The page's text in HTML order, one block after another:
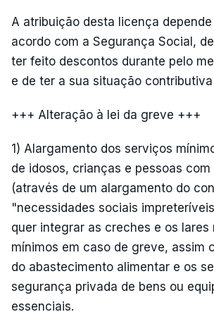
A atribuição desta licença
acordo com a Segurança Social,
ter feito descontos durante pelo
e de ter a sua situação
+++ Alteração à lei da greve +++
1) Alargamento dos serviços
de idosos, crianças e pessoas
(através de um alargamento do
"necessidades sociais
quer integrar as creches e os lares
mínimos em caso de greve, assim
do abastecimento alimentar e os
segurança privada de bens ou
essenciais.